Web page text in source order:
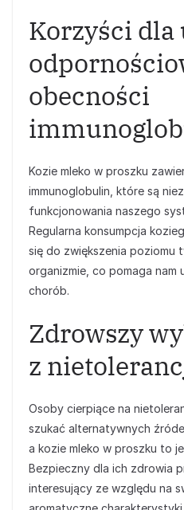
Korzyści dla
obecności
Kozie mleko w proszku
immunoglobulin, które są
funkcjonowania naszego
Regularna konsumpcja
się do zwiększenia poziomu
organizmie, co pomaga nam
chorób.
Zdrowszy
z
Osoby cierpiące na
szukać alternatywnych
a kozie mleko w proszku to
Bezpieczny dla ich zdrowia
interesujący ze względu na